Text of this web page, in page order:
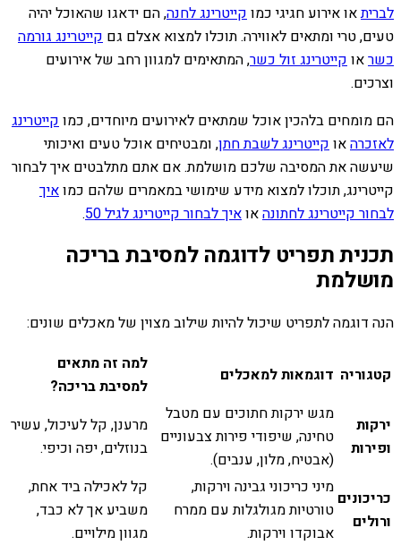
לבריתאו אירוע חגיגי כמוקייטרינג לחנה, הם ידאגו שהאוכל יהיה
טעים, טרי ומתאים לאווירה. תוכלו למצוא אצלם גם קייטרינג גורמה
כשראוקייטרינג זול כשר, המתאימים למגוון רחב של אירועים
וצרכים.
הם מומחים בלהכין אוכל שמתאים לאירועים מיוחדים, כמוקייטרינג
לאזכרהאוקייטרינג לשבת חתן, ומבטיחים אוכל טעים ואיכותי
שיעשה את המסיבה שלכם מושלמת. אם אתם מתלבטים איך לבחור
קייטרינג, תוכלו למצוא מידע שימושי במאמרים שלהם כמואיך
לבחור קייטרינג לחתונהאואיך לבחור קייטרינג לגיל 50 .
תכנית תפריט לדוגמה למסיבת בריכה
מושלמת
הנה דוגמה לתפריט שיכול להיות שילוב מצוין של מאכלים שונים:
קטגוריה דוגמאות למאכלים
למה זה מתאים
למסיבת בריכה?
ירקות
ופירות
מגש ירקות חתוכים עם מטבל
טחינה, שיפודי פירות צבעוניים
(אבטיח, מלון, ענבים).
מרענן, קל לעיכול, עשיר
בנוזלים, יפה וכיפי.
כריכונים
ורולים
מיני כריכוני גבינה וירקות,
טורטיות מגולגלות עם ממרח
אבוקדו וירקות.
קל לאכילה ביד אחת,
משביע אך לא כבד,
מגוון מילויים.